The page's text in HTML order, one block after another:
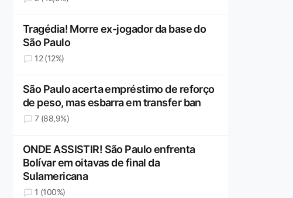
Tragédia! Morre ex-jogador da base do
São Paulo
12 (12%)
São Paulo acerta empréstimo de reforço
de peso, mas esbarra em transfer ban
7 (88,9%)
ONDE ASSISTIR! São Paulo enfrenta
Bolívar em oitavas de final da
Sulamericana
1 (100%)